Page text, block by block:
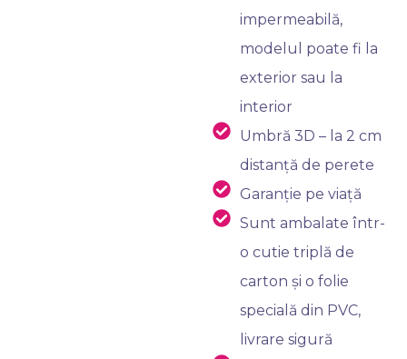
impermeabilă,
modelul poate fi la
exterior sau la
interior
Umbră 3D – la 2 cm
distanță de perete
Garanție pe viață
Sunt ambalate într-
o cutie triplă de
carton și o folie
specială din PVC,
livrare sigură